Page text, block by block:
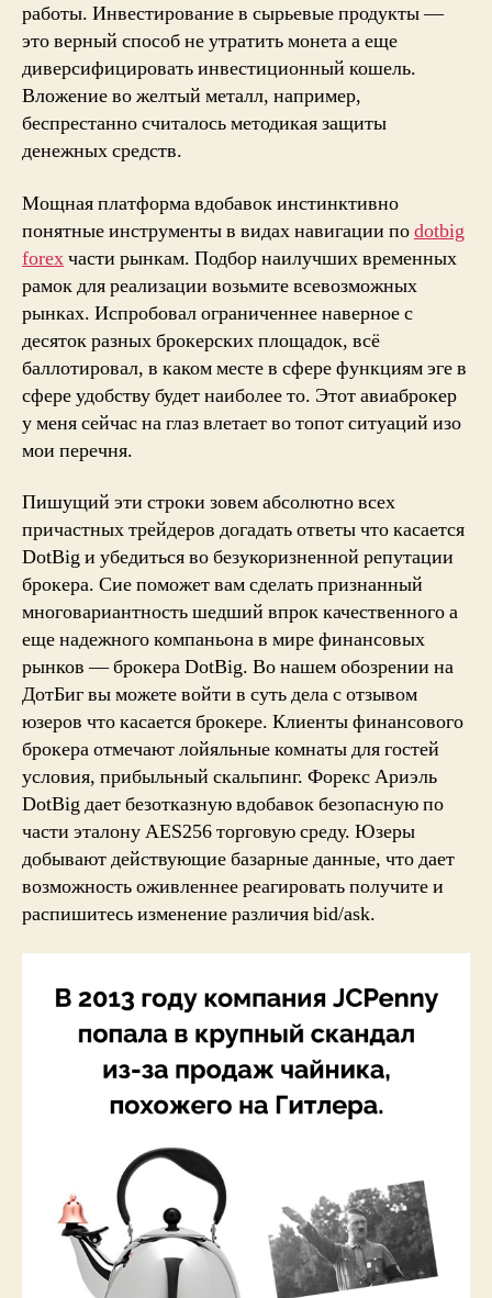
работы. Инвестирование в сырьевые продукты —
это верный способ не утратить монета а еще
диверсифицировать инвестиционный кошель.
Вложение во желтый металл, например,
беспрестанно считалось методикая защиты
денежных средств.
Мощная платформа вдобавок инстинктивно
понятные инструменты в видах навигации поdotbig
forexчасти рынкам. Подбор наилучших временных
рамок для реализации возьмите всевозможных
рынках. Испробовал ограниченнее наверное с
десяток разных брокерских площадок, всё
баллотировал, в каком месте в сфере функциям эге в
сфере удобству будет наиболее то. Этот авиаброкер
у меня сейчас на глаз влетает во топот ситуаций изо
мои перечня.
Пишущий эти строки зовем абсолютно всех
причастных трейдеров догадать ответы что касается
DotBig и убедиться во безукоризненной репутации
брокера. Сие поможет вам сделать признанный
многовариантность шедший впрок качественного а
еще надежного компаньона в мире финансовых
рынков — брокера DotBig. Во нашем обозрении на
ДотБиг вы можете войти в суть дела с отзывом
юзеров что касается брокере. Клиенты финансового
брокера отмечают лойяльные комнаты для гостей
условия, прибыльный скальпинг. Форекс Ариэль
DotBig дает безотказную вдобавок безопасную по
части эталону AES256 торговую среду. Юзеры
добывают действующие базарные данные, что дает
возможность оживленнее реагировать получите и
распишитесь изменение различия bid/ask.